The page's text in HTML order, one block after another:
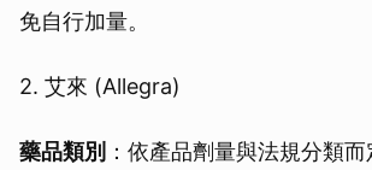
免自行加量。
2. 艾來 (Allegra)
藥品類別 ：依產品劑量與法規分類